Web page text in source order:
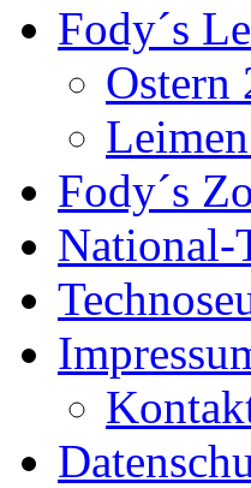
Fody´s
Ostern
Fody´s
National-